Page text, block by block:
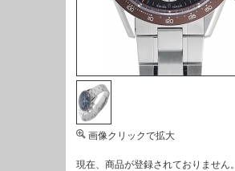
画像クリックで拡大
現在、商品が登録されておりません。